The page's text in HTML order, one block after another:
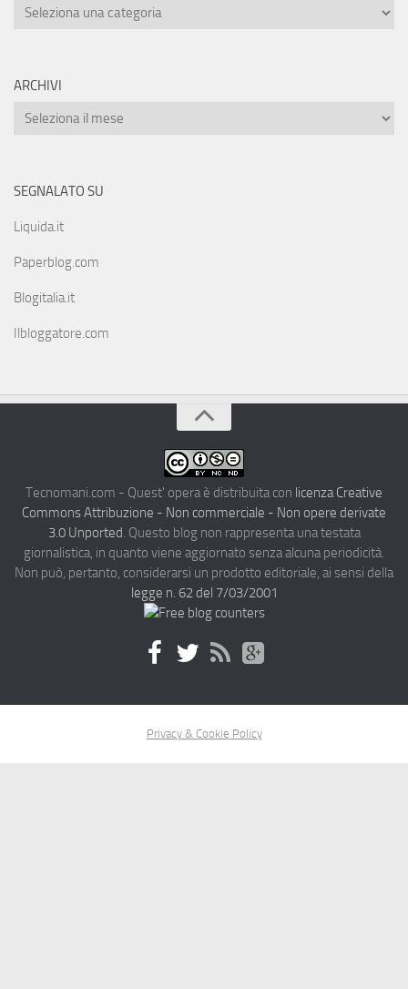
ARCHIVI
SEGNALATO SU
Liquida.it
Paperblog.com
Blogitalia.it
Ilbloggatore.com
Tecnomani.com - Quest' opera è distribuita con licenza Creative
Commons Attribuzione - Non commerciale - Non opere derivate
3.0 Unported. Questo blog non rappresenta una testata
giornalistica, in quanto viene aggiornato senza alcuna periodicità.
Non può, pertanto, considerarsi un prodotto editoriale, ai sensi della
legge n. 62 del 7/03/2001
Privacy & Cookie Policy